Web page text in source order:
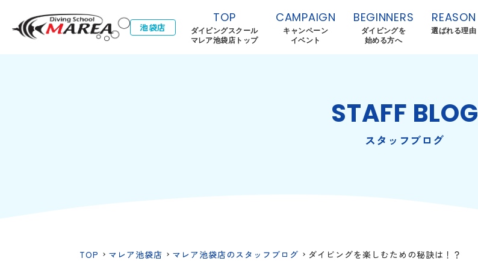
池袋店
TOP
ダイビングスクール
マレア池袋店トップ
CAMPAIGN
キャンペーン
イベント
BEGINNERS
ダイビングを
始める方へ
REASON
選ばれる理由
STAFF BLOG
スタッフブログ
TOP マレア池袋店 マレア池袋店のスタッフブログ ダイビングを楽しむための秘訣は！？